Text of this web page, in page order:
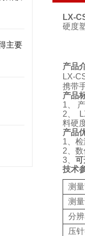
主要
LX-
硬度
产品
LX-
携带
产品
1
2
料硬
产品
1 、
2 、
3
可
技术
测
测
分
压